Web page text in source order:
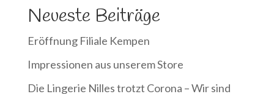
Neueste Beiträge
Eröffnung Filiale Kempen
Impressionen aus unserem Store
Die Lingerie Nilles trotzt Corona – Wir sind